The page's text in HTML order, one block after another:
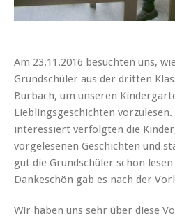
Am 23.11.2016 besuchten uns,
Grundschüler aus der dritten
Burbach, um unseren
Lieblingsgeschichten
interessiert verfolgten die
vorgelesenen Geschichten und
gut die Grundschüler schon
Dankeschön gab es nach der
Wir haben uns sehr über diese